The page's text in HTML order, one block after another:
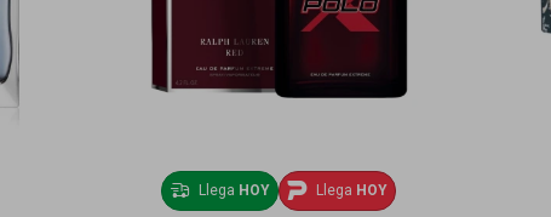
Llega HOY Llega HOY